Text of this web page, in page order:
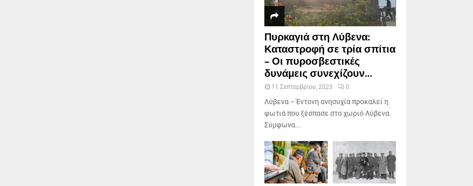
Πυρκαγιά στη Λύβενα:
Καταστροφή σε τρία σπίτια
– Οι πυροσβεστικές
δυνάμεις συνεχίζουν...
11 Σεπτεμβρίου, 2023 0
Λύβενα – Έντονη ανησυχία προκαλεί η
φωτιά που ξέσπασε στο χωριό Λύβενα.
Σύμφωνα...